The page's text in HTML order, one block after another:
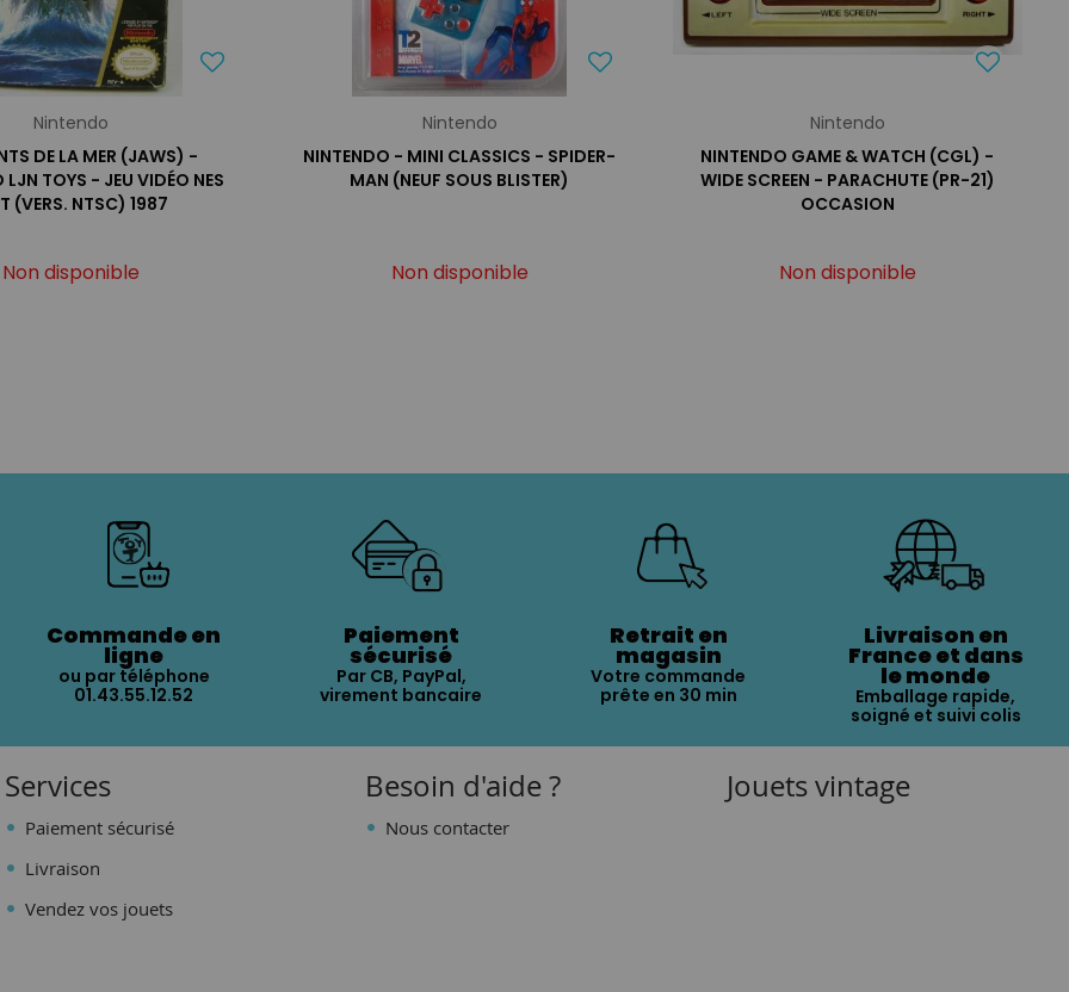
Nintendo
DE LA MER (JAWS) -
LJN TOYS - JEU VIDÉO NES
(VERS. NTSC) 1987
Non disponible
Nintendo
NINTENDO - MINI CLASSICS - SPIDER-
MAN (NEUF SOUS BLISTER)
Non disponible
Nintendo
NINTENDO GAME & WATCH (CGL) -
WIDE SCREEN - PARACHUTE (PR-21)
OCCASION
Non disponible
Commande en
ligne
ou par téléphone
01.43.55.12.52
Paiement
sécurisé
Par CB, PayPal,
virement bancaire
Retrait en
magasin
Votre commande
prête en 30 min
Livraison en
France et dans
le monde
Emballage rapide,
soigné et suivi colis
Services
Paiement sécurisé
Livraison
Vendez vos jouets
Besoin d'aide ?
Nous contacter
Jouets vintage